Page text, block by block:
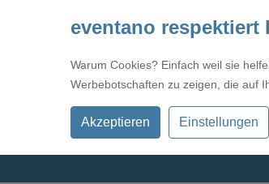
eventano respektiert
Warum Cookies? Einfach weil sie
Werbebotschaften zu zeigen, die auf
Akzeptieren Einstellungen